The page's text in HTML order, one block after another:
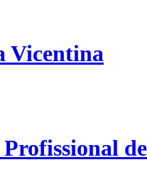
Vicentina